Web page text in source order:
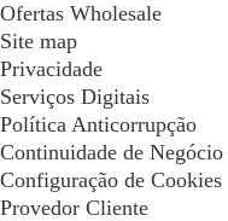
Ofertas Wholesale
Site map
Privacidade
Serviços Digitais
Política Anticorrupção
Continuidade de Negócio
Configuração de Cookies
Provedor Cliente